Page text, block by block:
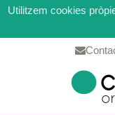
Utilitzem cookies